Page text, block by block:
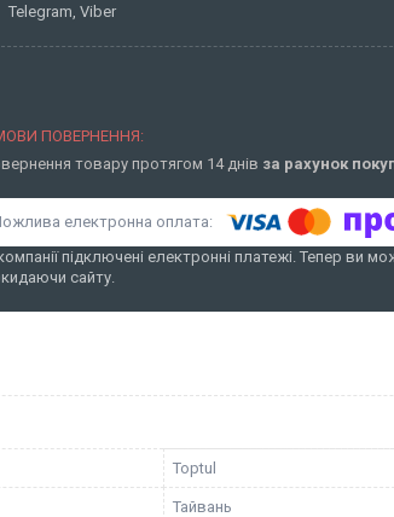
Telegram, Viber
товару протягом 14 днів за рахунок
підключені електронні платежі. Тепер ви
сайту.
Toptul
Тайвань